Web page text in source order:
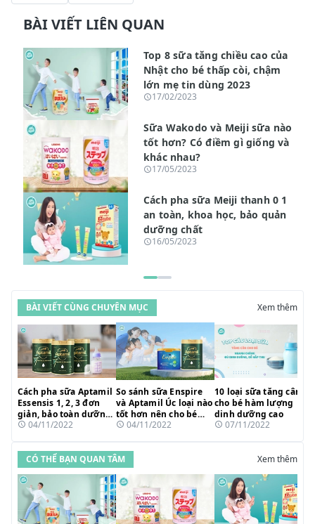
BÀI VIẾT LIÊN QUAN
Top 8 sữa tăng chiều cao của
Nhật cho bé thấp còi, chậm
lớn mẹ tin dùng 2023
17/02/2023
Sữa Wakodo và Meiji sữa nào
tốt hơn? Có điềm gì giống và
khác nhau?
17/05/2023
Cách pha sữa Meiji thanh 0 1
an toàn, khoa học, bảo quản
dưỡng chất
16/05/2023
BÀI VIẾT CÙNG CHUYÊN MỤC Xem thêm
Cách pha sữa Aptamil
Essensis 1, 2, 3 đơn
giản, bảo toàn dưỡng
chất04/11/2022
So sánh sữa Enspire
và Aptamil Úc loại nào
tốt hơn nên cho bé
uống?
04/11/2022
10 loại sữa tăng cân
cho bé hàm lượng
dinh dưỡng cao
07/11/2022
CÓ THỂ BẠN QUAN TÂM Xem thêm